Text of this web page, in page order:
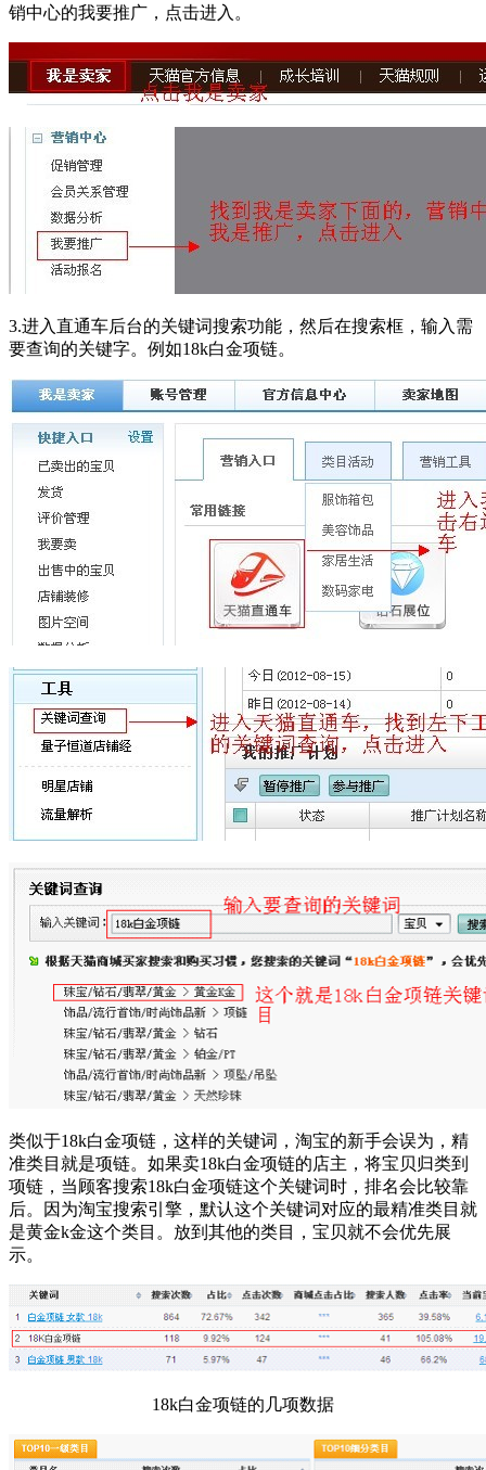
销中心的我要推广，点击进入。
3.进入直通车后台的关键词搜索功能，然后在搜索框，输入需
要查询的关键字。例如18k白金项链。
类似于18k白金项链，这样的关键词，淘宝的新手会误为，精
准类目就是项链。如果卖18k白金项链的店主，将宝贝归类到
项链，当顾客搜索18k白金项链这个关键词时，排名会比较靠
后。因为淘宝搜索引擎，默认这个关键词对应的最精准类目就
是黄金k金这个类目。放到其他的类目，宝贝就不会优先展
示。
18k白金项链的几项数据